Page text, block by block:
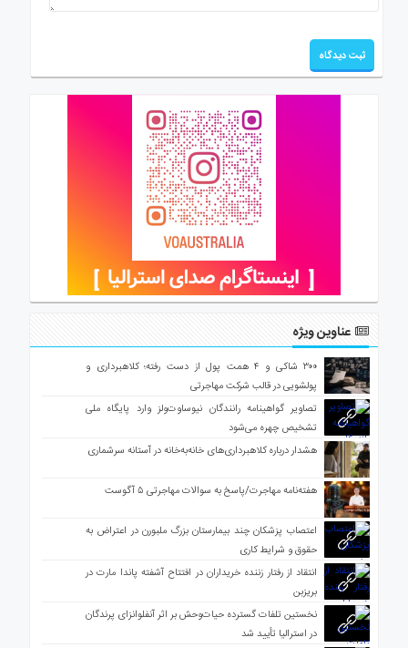
عناوین ویژه
۳۰۰ شاکی و ۴ همت پول از دست رفته؛ کلاهبرداری و
پولشویی در قالب شرکت مهاجرتی
تصاویر گواهینامه رانندگان نیوساوت‌ولز وارد پایگاه ملی
تشخیص چهره می‌شود
هشدار درباره کلاهبرداری‌های خانه‌به‌خانه در آستانه سرشماری
هفته‌نامه مهاجرت/پاسخ به سوالات مهاجرتی ۵ آگوست
اعتصاب پزشکان چند بیمارستان بزرگ ملبورن در اعتراض به
حقوق و شرایط کاری
انتقاد از رفتار زننده خریداران در افتتاح آشفته پاندا مارت در
بریزبن
نخستین تلفات گسترده حیات‌وحش بر اثر آنفلوانزای پرندگان
در استرالیا تأیید شد